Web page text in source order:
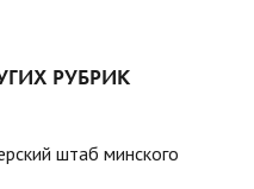
РУБРИК
штаб минского